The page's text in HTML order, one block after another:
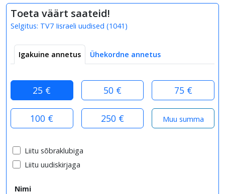
Toeta väärt saateid!
Selgitus: TV7 Iisraeli uudised (1041 )
Igakuine annetus Ühekordne annetus
25 € 50 € 75 €
100 € 250 €
Liitu sõbraklubiga
Liitu uudiskirjaga
Nimi